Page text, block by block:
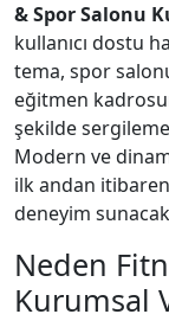
& Spor Salonu
kullanıcı dostu
tema, spor
eğitmen
şekilde
Modern ve
ilk andan
deneyim
Neden
Kurumsal